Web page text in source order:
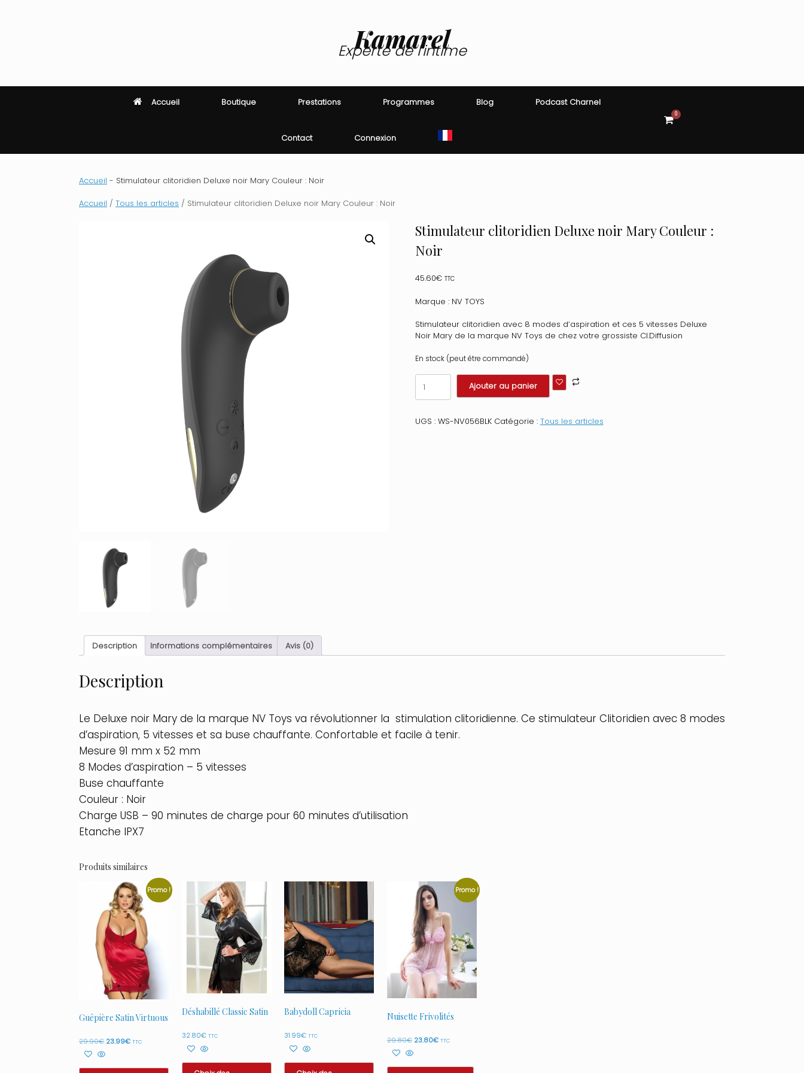
Kamarel
Experte de l'intime
Accueil Boutique Prestations Programmes Blog Podcast Charnel
Contact Connexion
View
shopping
0
Accueil - Stimulateur clitoridien Deluxe noir Mary Couleur : Noir
Accueil / Tous les articles / Stimulateur clitoridien Deluxe noir Mary Couleur : Noir
Stimulateur clitoridien Deluxe noir Mary Couleur :
Noir
45.60€ TTC
Marque : NV TOYS
Stimulateur clitoridien avec 8 modes d’aspiration et ces 5 vitesses Deluxe
Noir Mary de la marque NV Toys de chez votre grossiste Cl.Diffusion
En stock (peut être commandé)
quantité
de
Stimulateur
Deluxe
Ajouter au panier
UGS : WS-NV056BLK Catégorie : Tous les articles
Description Informations complémentaires Avis (0)
Description
Le Deluxe noir Mary de la marque NV Toys va révolutionner la stimulation clitoridienne. Ce stimulateur Clitoridien avec 8 modes
d’aspiration, 5 vitesses et sa buse chauffante. Confortable et facile à tenir.
Mesure 91 mm x 52 mm
8 Modes d’aspiration – 5 vitesses
Buse chauffante
Couleur : Noir
Charge USB – 90 minutes de charge pour 60 minutes d’utilisation
Etanche IPX7
Produits similaires
Promo !
Guêpière Satin Virtuous
29.90€ Le
était :
23.99€Le
est :
TTC
Déshabillé Classic Satin
32.80€ TTC
Babydoll Capricia
31.99€ TTC
Promo !
Nuisette Frivolités
29.80€ Le
était :
23.80€Le
est :
TTC